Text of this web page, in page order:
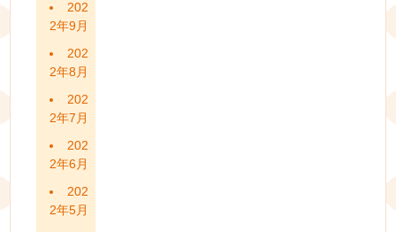
202
2年9月
202
2年8月
202
2年7月
202
2年6月
202
2年5月